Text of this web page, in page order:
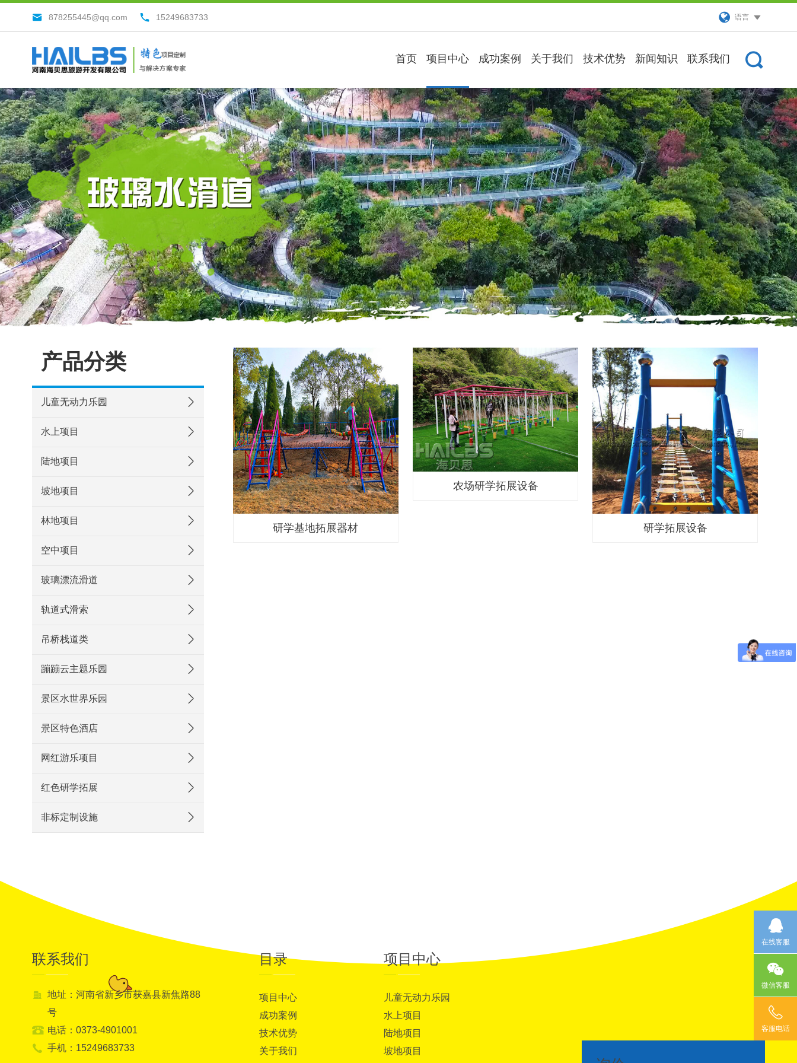
878255445@qq.com 15249683733 语言
首页 项目中心 成功案例 关于我们 技术优势 新闻知识 联系我们
产品分类
儿童无动力乐园
水上项目
陆地项目
坡地项目
林地项目
空中项目
玻璃漂流滑道
轨道式滑索
吊桥栈道类
蹦蹦云主题乐园
景区水世界乐园
景区特色酒店
网红游乐项目
红色研学拓展
非标定制设施
研学基地拓展器材
农场研学拓展设备
研学拓展设备
联系我们
地址：河南省新乡市获嘉县新焦路88
号
电话：0373-4901001
手机：15249683733
目录
项目中心
成功案例
技术优势
关于我们
项目中心
儿童无动力乐园
水上项目
陆地项目
坡地项目
在线客服
微信客服
客服电话